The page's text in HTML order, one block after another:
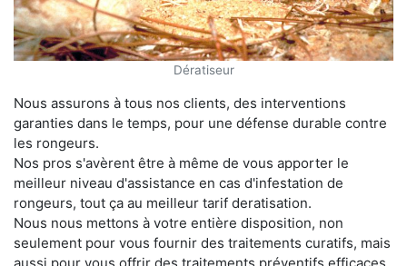
Dératiseur
Nous assurons à tous nos clients, des interventions
garanties dans le temps, pour une défense durable contre
les rongeurs.
Nos pros s'avèrent être à même de vous apporter le
meilleur niveau d'assistance en cas d'infestation de
rongeurs, tout ça au meilleur tarif deratisation.
Nous nous mettons à votre entière disposition, non
seulement pour vous fournir des traitements curatifs, mais